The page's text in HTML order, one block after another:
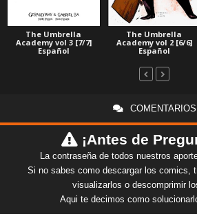
The Umbrella
Academy vol 3 [7/7]
Español
The Umbrella
Academy vol 2 [6/6]
Español
COMENTARIOS
¡Antes de
La contraseña de todos nuestros
Si no sabes como descargar los comics,
visualizarlos o descomprimir
Aqui te decimos como